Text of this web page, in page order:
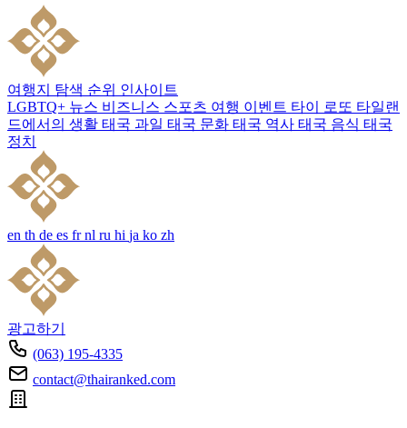
여행지 탐색 순위 인사이트
LGBTQ+ 뉴스 비즈니스 스포츠 여행 이벤트 타이 로또 타일랜
드에서의 생활 태국 과일 태국 문화 태국 역사 태국 음식 태국
정치
en th de es fr nl ru hi ja ko zh
광고하기
(063) 195-4335
contact@thairanked.com